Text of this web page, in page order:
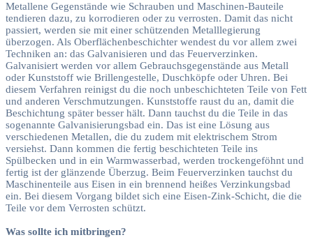
Metallene Gegenstände wie Schrauben und Maschinen-Bauteile
tendieren dazu, zu korrodieren oder zu verrosten. Damit das nicht
passiert, werden sie mit einer schützenden Metalllegierung
überzogen. Als Oberflächenbeschichter wendest du vor allem zwei
Techniken an: das Galvanisieren und das Feuerverzinken.
Galvanisiert werden vor allem Gebrauchsgegenstände aus Metall
oder Kunststoff wie Brillengestelle, Duschköpfe oder Uhren. Bei
diesem Verfahren reinigst du die noch unbeschichteten Teile von Fett
und anderen Verschmutzungen. Kunststoffe raust du an, damit die
Beschichtung später besser hält. Dann tauchst du die Teile in das
sogenannte Galvanisierungsbad ein. Das ist eine Lösung aus
verschiedenen Metallen, die du zudem mit elektrischem Strom
versiehst. Dann kommen die fertig beschichteten Teile ins
Spülbecken und in ein Warmwasserbad, werden trockengeföhnt und
fertig ist der glänzende Überzug. Beim Feuerverzinken tauchst du
Maschinenteile aus Eisen in ein brennend heißes Verzinkungsbad
ein. Bei diesem Vorgang bildet sich eine Eisen-Zink-Schicht, die die
Teile vor dem Verrosten schützt.
Was sollte ich mitbringen?